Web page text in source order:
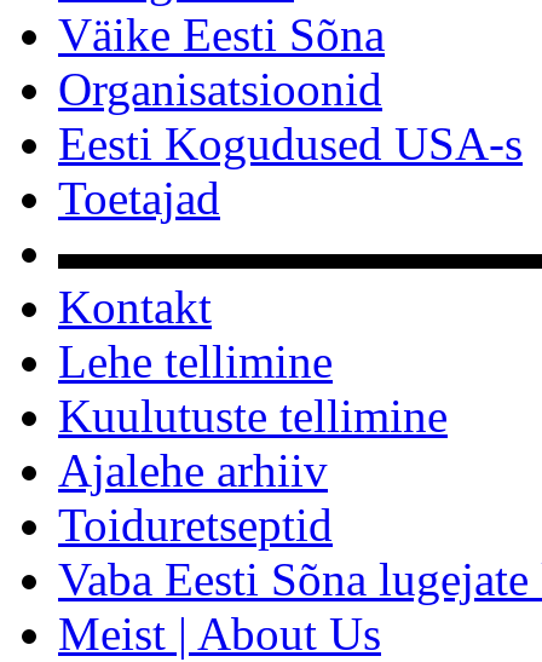
Väike Eesti Sõna
Organisatsioonid
Eesti Kogudused USA-s
Toetajad
Kontakt
Lehe tellimine
Kuulutuste tellimine
Ajalehe arhiiv
Toiduretseptid
Vaba Eesti Sõna
Meist | About Us